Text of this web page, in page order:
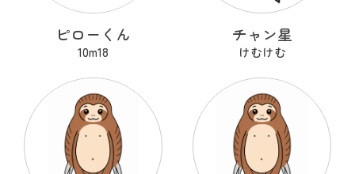
ピローくん
10m18
チャン星
けむけむ